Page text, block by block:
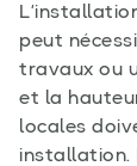
peut
travaux ou
et la
locales
installation.